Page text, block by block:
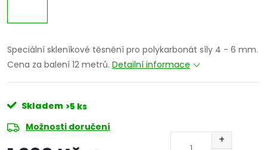
Speciální skleníkové těsnění pro polykarbonát síly 4 - 6 mm.
Cena za balení 12 metrů. Detailní informace
Skladem >5 ks
Možnosti doručení